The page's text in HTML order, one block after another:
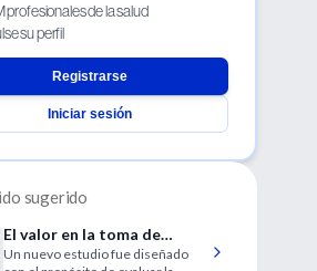
profesionales de la salud
su perfil
Registrarse
Iniciar sesión
sugerido
El valor en la toma de
decisiones de la
Un nuevo estudio fue diseñado